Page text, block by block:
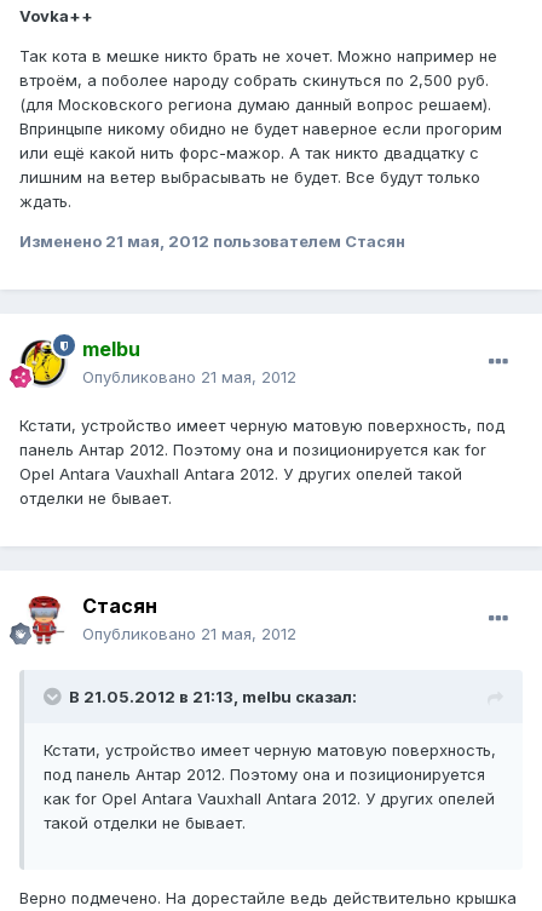
Vovka++
Так кота в мешке никто брать не хочет. Можно например не
втроём, а поболее народу собрать скинуться по 2,500 руб.
(для Московского региона думаю данный вопрос решаем).
Впринцыпе никому обидно не будет наверное если прогорим
или ещё какой нить форс-мажор. А так никто двадцатку с
лишним на ветер выбрасывать не будет. Все будут только
ждать.
Изменено 21 мая, 2012 пользователем Стасян
melbu
Опубликовано 21 мая, 2012
Кстати, устройство имеет черную матовую поверхность, под
панель Антар 2012. Поэтому она и позиционируется как for
Opel Antara Vauxhall Antara 2012. У других опелей такой
отделки не бывает.
Стасян
Опубликовано 21 мая, 2012
В 21.05.2012 в 21:13, melbu сказал:
Кстати, устройство имеет черную матовую поверхность,
под панель Антар 2012. Поэтому она и позиционируется
как for Opel Antara Vauxhall Antara 2012. У других опелей
такой отделки не бывает.
Верно подмечено. На дорестайле ведь действительно крышка